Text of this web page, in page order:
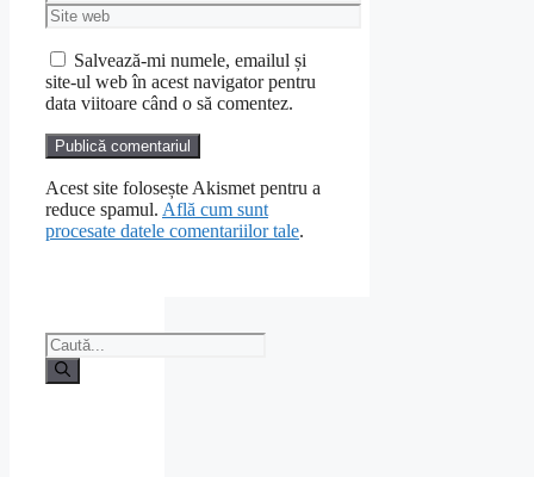
Site
web
Salvează-mi numele, emailul și
site-ul web în acest navigator pentru
data viitoare când o să comentez.
Acest site folosește Akismet pentru a
reduce spamul. Află cum sunt
procesate datele comentariilor tale.
Caută
după: